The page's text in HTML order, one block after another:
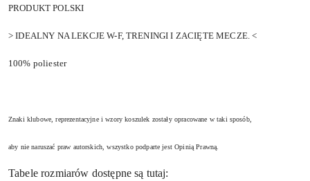
PRODUKT POLSKI
> IDEALNY NA LEKCJE W-F, TRENINGI I ZACIĘTE MECZE. <
100% poliester
Znaki klubowe, reprezentacyjne i wzory koszulek zostały opracowane w taki sposób,
aby nie naruszać praw autorskich, wszystko podparte jest Opinią Prawną.
Tabele rozmiarów dostępne są tutaj: